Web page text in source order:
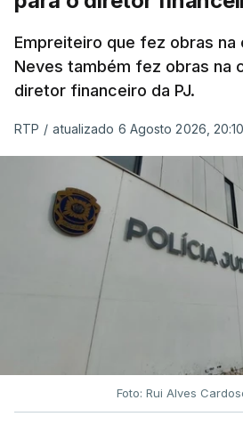
Empreiteiro que fez obras na
Neves também fez obras na
diretor financeiro da PJ.
RTP / atualizado 6 Agosto 2026, 20:10
Foto: Rui Alves